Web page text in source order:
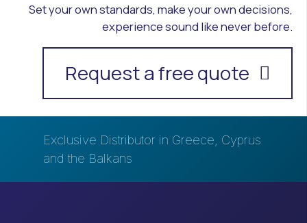
Set your own standards, make your own decisions,
experience sound like never before.
Request a free quote
Exclusive Distributor in Greece, Cyprus
and the Balkans